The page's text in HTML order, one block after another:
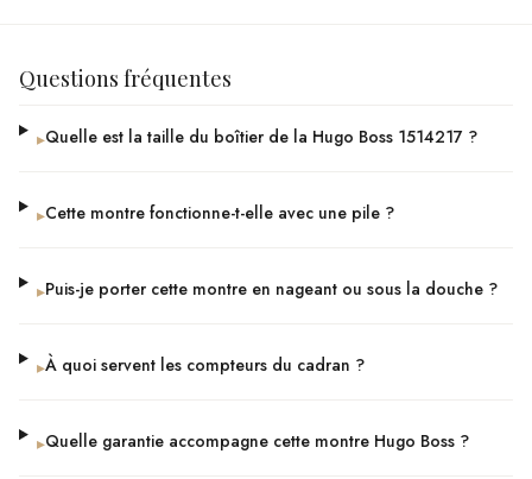
Questions fréquentes
▸Quelle est la taille du boîtier de la Hugo Boss 1514217 ?
▸Cette montre fonctionne-t-elle avec une pile ?
▸Puis-je porter cette montre en nageant ou sous la douche ?
▸À quoi servent les compteurs du cadran ?
▸Quelle garantie accompagne cette montre Hugo Boss ?